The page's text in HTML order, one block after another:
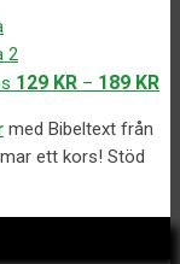
129 KR – 189 KR
med Bibeltext från
ett kors! Stöd